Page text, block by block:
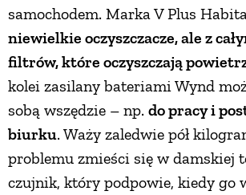
samochodem. Marka V Plus
niewielkie oczyszczacze, ale z
filtrów, które oczyszczają
kolei zasilany bateriami Wynd
sobą wszędzie – np. do pracy i
biurku. Waży zaledwie pół
problemu zmieści się w damskiej
czujnik, który podpowie, kiedy go